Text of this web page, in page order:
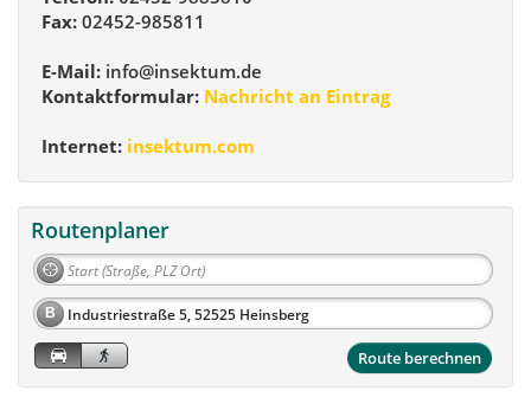
Fax: 02452-985811
E-Mail: info@insektum.de
Kontaktformular: Nachricht an Eintrag
Internet: insektum.com
Routenplaner
B
Route berechnen